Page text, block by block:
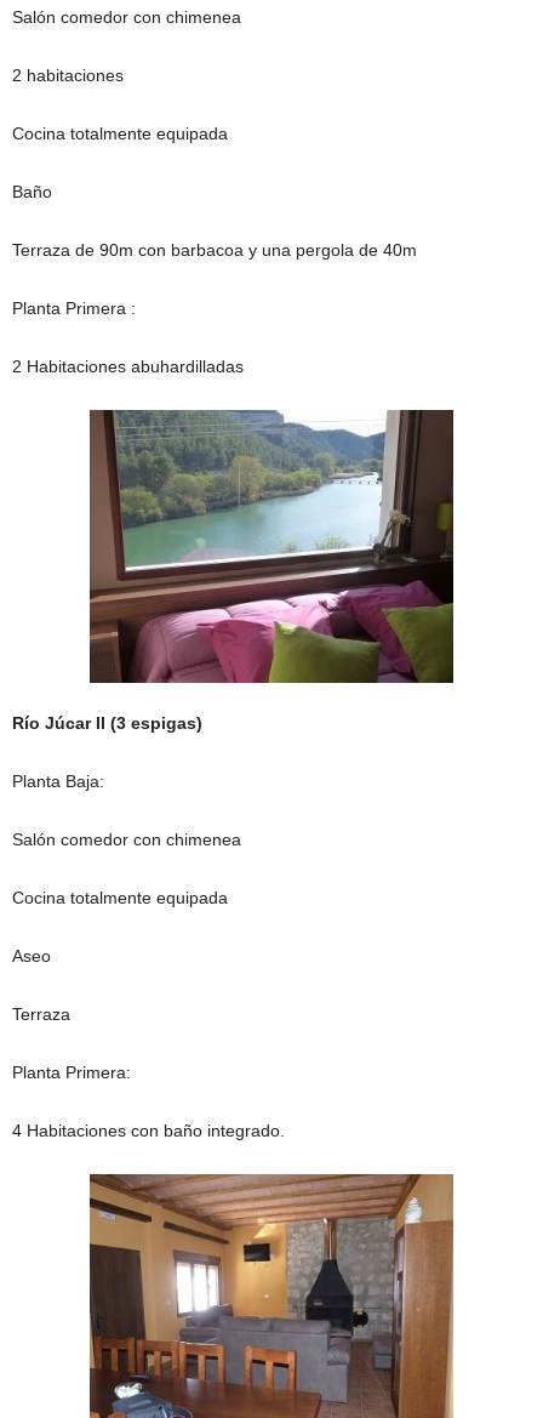
Salón comedor con chimenea
2 habitaciones
Cocina totalmente equipada
Baño
Terraza de 90m con barbacoa y una pergola de 40m
Planta Primera :
2 Habitaciones abuhardilladas
Río Júcar II (3 espigas)
Planta Baja:
Salón comedor con chimenea
Cocina totalmente equipada
Aseo
Terraza
Planta Primera:
4 Habitaciones con baño integrado.